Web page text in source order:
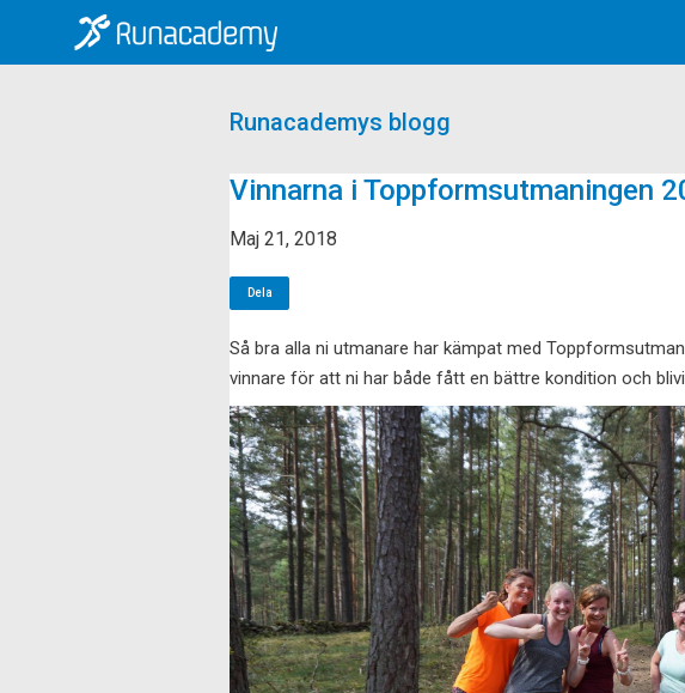
Runacademys blogg
Vinnarna i Toppformsutmaningen
Maj 21, 2018
Dela
Så bra alla ni utmanare har kämpat med
vinnare för att ni har både fått en bättre kondition och